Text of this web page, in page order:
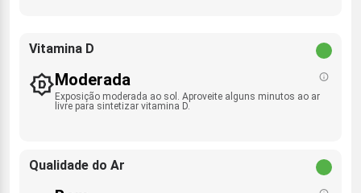
Vitamina D
Moderada
Exposição moderada ao sol. Aproveite alguns minutos ao ar
livre para sintetizar vitamina D.
Qualidade do Ar